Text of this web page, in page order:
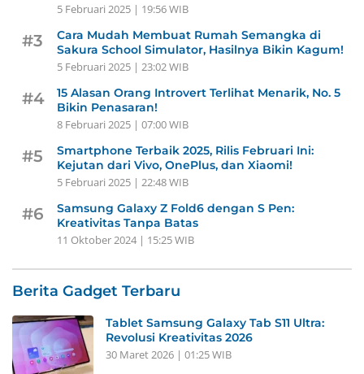
5 Februari 2025 | 19:56 WIB
#3
Cara Mudah Membuat Rumah Semangka di
Sakura School Simulator, Hasilnya Bikin Kagum!
5 Februari 2025 | 23:02 WIB
#4
15 Alasan Orang Introvert Terlihat Menarik, No. 5
Bikin Penasaran!
8 Februari 2025 | 07:00 WIB
#5
Smartphone Terbaik 2025, Rilis Februari Ini:
Kejutan dari Vivo, OnePlus, dan Xiaomi!
5 Februari 2025 | 22:48 WIB
#6
Samsung Galaxy Z Fold6 dengan S Pen:
Kreativitas Tanpa Batas
11 Oktober 2024 | 15:25 WIB
Berita Gadget Terbaru
Tablet Samsung Galaxy Tab S11 Ultra:
Revolusi Kreativitas 2026
30 Maret 2026 | 01:25 WIB